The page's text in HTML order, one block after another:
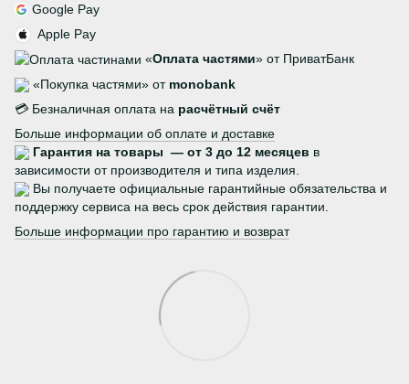
Google Pay
Apple Pay
«Оплата частями» от ПриватБанк
«Покупка частями» от monobank
💳 Безналичная оплата на расчётный счёт
Больше информации об оплате и доставке
Гарантия на товары — от 3 до 12 месяцев в
зависимости от производителя и типа изделия.
Вы получаете официальные гарантийные обязательства и
поддержку сервиса на весь срок действия гарантии.
Больше информации про гарантию и возврат